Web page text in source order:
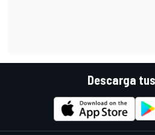
Descarga